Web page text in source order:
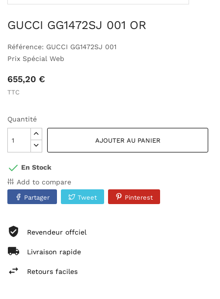
GUCCI GG1472SJ 001 OR
Référence: GUCCI GG1472SJ 001
Prix Spécial Web
655,20 €
TTC
Quantité
AJOUTER AU PANIER
En Stock
Add to compare
Partager Tweet Pinterest
Revendeur offciel
Livraison rapide
Retours faciles